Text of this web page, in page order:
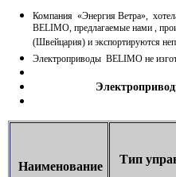
Компания «Энергия Ветра»,
BELIMO, предлагаемые нами ,
(Швейцария) и экспортируются
Электроприводы BELIMO не
Наименование
Тип